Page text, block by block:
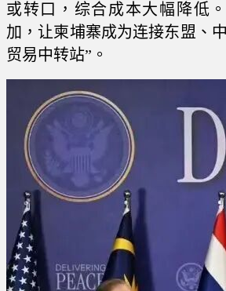
或转口，综合成本大幅降低
加，让柬埔寨成为连接东盟、
贸易中转站”。